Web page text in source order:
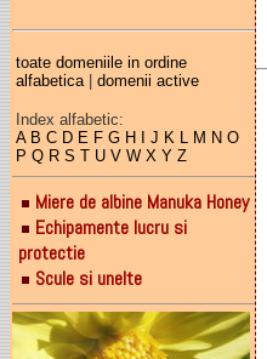
toate domeniile in ordine
alfabetica| domenii active
Index alfabetic:
A B C D E F G H J K L M N O
P Q R S T U V W X Y Z
Miere de albine Manuka Honey
Echipamente lucru si
protectie
Scule si unelte